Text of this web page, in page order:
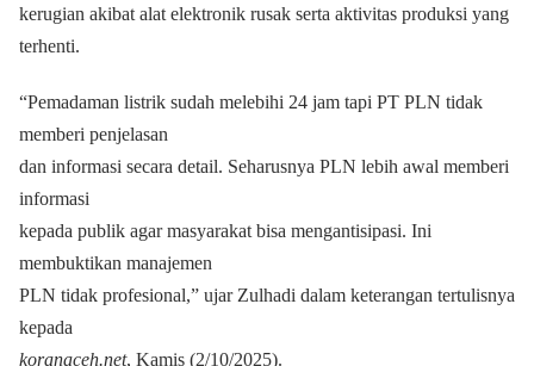
kerugian akibat alat elektronik rusak serta aktivitas produksi yang
terhenti.
“Pemadaman listrik sudah melebihi 24 jam tapi PT PLN tidak
memberi penjelasan
dan informasi secara detail. Seharusnya PLN lebih awal memberi
informasi
kepada publik agar masyarakat bisa mengantisipasi. Ini
membuktikan manajemen
PLN tidak profesional,” ujar Zulhadi dalam keterangan tertulisnya
kepada
koranaceh.net, Kamis (2/10/2025).